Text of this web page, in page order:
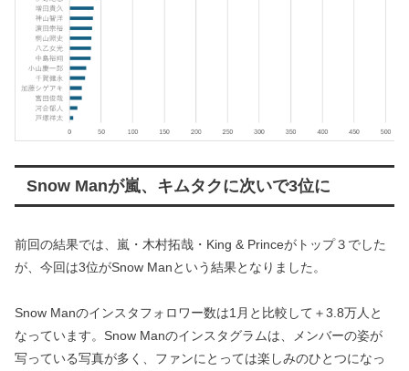
Snow Manが嵐、キムタクに次いで3位に
前回の結果では、嵐・木村拓哉・King & Princeがトップ３でした
が、今回は3位がSnow Manという結果となりました。
Snow Manのインスタフォロワー数は1月と比較して＋3.8万人と
なっています。Snow Manのインスタグラムは、メンバーの姿が
写っている写真が多く、ファンにとっては楽しみのひとつになっ